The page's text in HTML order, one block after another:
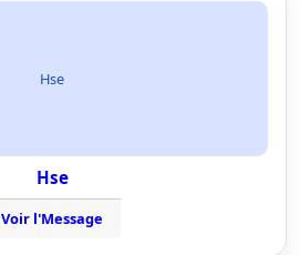
Hse
Hse
Voir l'Message